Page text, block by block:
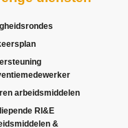
arbeidsmiddelen
RI&E
&